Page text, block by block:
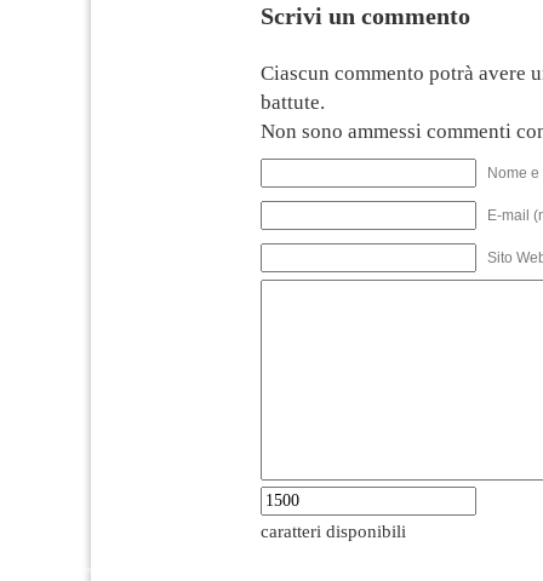
Scrivi un commento
Ciascun commento potrà avere
battute.
Non sono ammessi commenti
Nome
E-mail
Sito
caratteri disponibili